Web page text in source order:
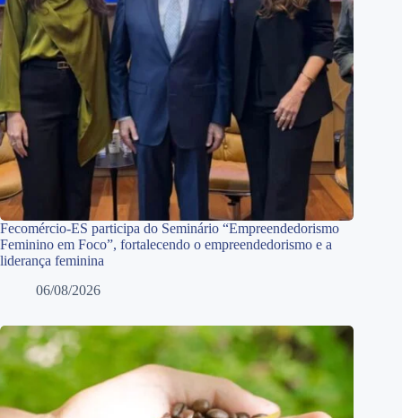
Fecomércio-ES participa do Seminário “Empreendedorismo
Feminino em Foco”, fortalecendo o empreendedorismo e a
liderança feminina
06/08/2026